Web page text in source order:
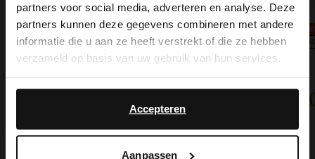
partners voor social media, adverteren en analyse. Deze
partners kunnen deze gegevens combineren met andere
informatie die u aan ze heeft verstrekt of die ze hebben
verzameld op basis van uw gebruik van hun services.
Accepteren
Aanpassen
It looks like your language isn't Dutch. Would
you like to switch to English?
English